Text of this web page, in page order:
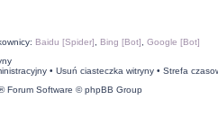
Baidu [Spider] , Bing [Bot] , Google [Bot]
• Usuń ciasteczka witryny• Strefa
Forum Software © phpBB Group